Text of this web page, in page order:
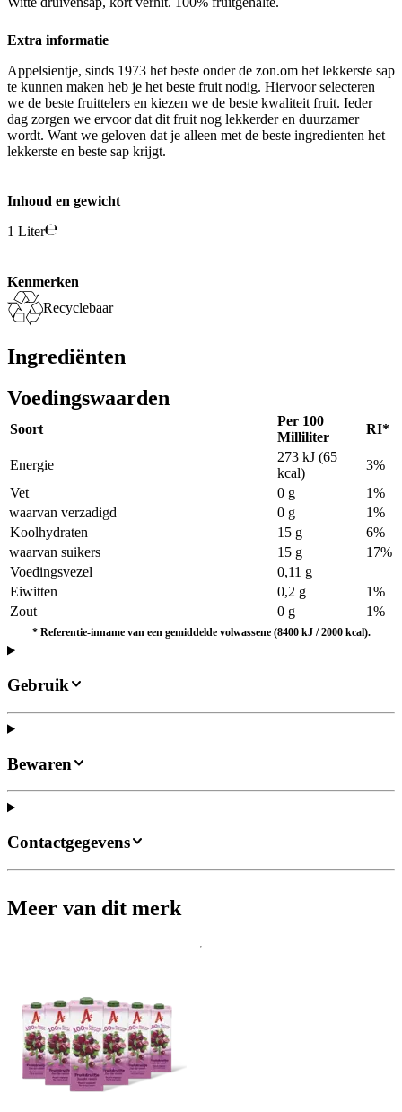
Extra informatie
Appelsientje, sinds 1973 het beste onder de zon.om het lekkerste sap
te kunnen maken heb je het beste fruit nodig. Hiervoor selecteren
we de beste fruittelers en kiezen we de beste kwaliteit fruit. Ieder
dag zorgen we ervoor dat dit fruit nog lekkerder en duurzamer
wordt. Want we geloven dat je alleen met de beste ingredienten het
lekkerste en beste sap krijgt.
Inhoud en gewicht
1 Liter
Kenmerken
Recyclebaar
Ingrediënten
Voedingswaarden
Soort
Per 100
Milliliter
RI*
Energie
273 kJ (65
kcal)
3%
Vet
0 g
1%
waarvan verzadigd
0 g
1%
Koolhydraten
15 g
6%
waarvan suikers
15 g
17%
Voedingsvezel
0,11 g
Eiwitten
0,2 g
1%
Zout
0 g 1%
* Referentie-inname van een gemiddelde volwassene (8400 kJ / 2000 kcal).
Gebruik
Bewaren
Contactgegevens
Meer van dit merk